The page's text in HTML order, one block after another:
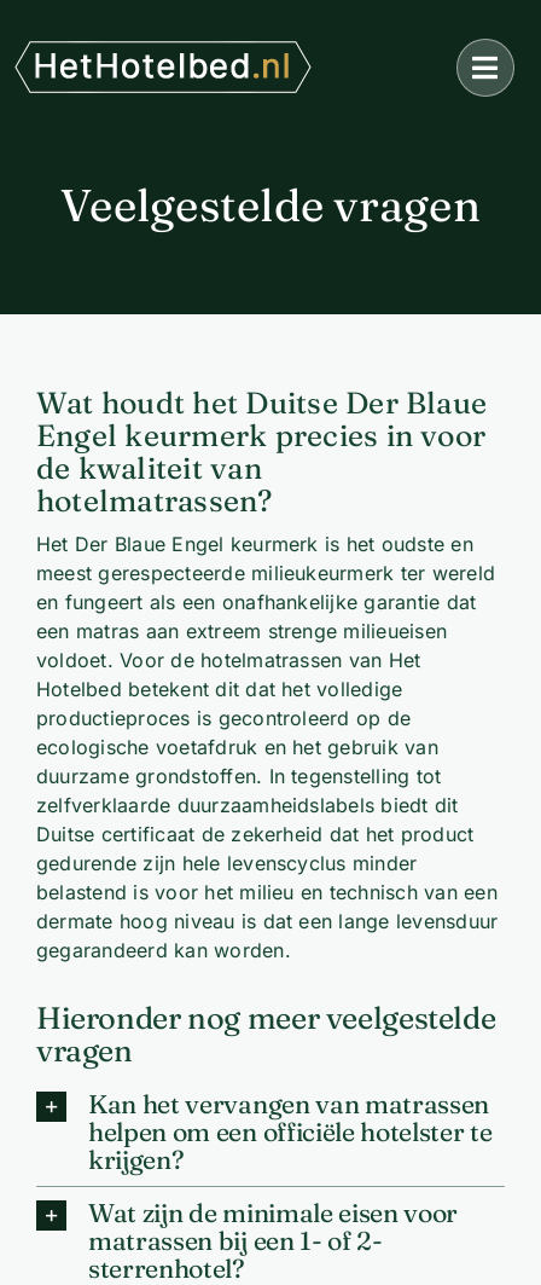
naar
inhoud
Veelgestelde vragen
Wat houdt het Duitse Der Blaue
Engel keurmerk precies in voor
de kwaliteit van
hotelmatrassen?
Het Der Blaue Engel keurmerk is het oudste en
meest gerespecteerde milieukeurmerk ter wereld
en fungeert als een onafhankelijke garantie dat
een matras aan extreem strenge milieueisen
voldoet. Voor de hotelmatrassen van Het
Hotelbed betekent dit dat het volledige
productieproces is gecontroleerd op de
ecologische voetafdruk en het gebruik van
duurzame grondstoffen. In tegenstelling tot
zelfverklaarde duurzaamheidslabels biedt dit
Duitse certificaat de zekerheid dat het product
gedurende zijn hele levenscyclus minder
belastend is voor het milieu en technisch van een
dermate hoog niveau is dat een lange levensduur
gegarandeerd kan worden.
Hieronder nog meer veelgestelde
vragen
Kan het vervangen van matrassen
helpen om een officiële hotelster te
krijgen?
Wat zijn de minimale eisen voor
matrassen bij een 1- of 2-
sterrenhotel?